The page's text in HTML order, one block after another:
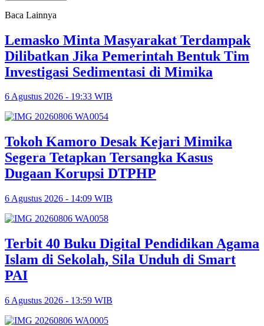
Baca Lainnya
Lemasko Minta Masyarakat Terdampak
Dilibatkan Jika Pemerintah Bentuk Tim
Investigasi Sedimentasi di Mimika
6 Agustus 2026 - 19:33 WIB
Tokoh Kamoro Desak Kejari Mimika
Segera Tetapkan Tersangka Kasus
Dugaan Korupsi DTPHP
6 Agustus 2026 - 14:09 WIB
Terbit 40 Buku Digital Pendidikan Agama
Islam di Sekolah, Sila Unduh di Smart
PAI
6 Agustus 2026 - 13:59 WIB